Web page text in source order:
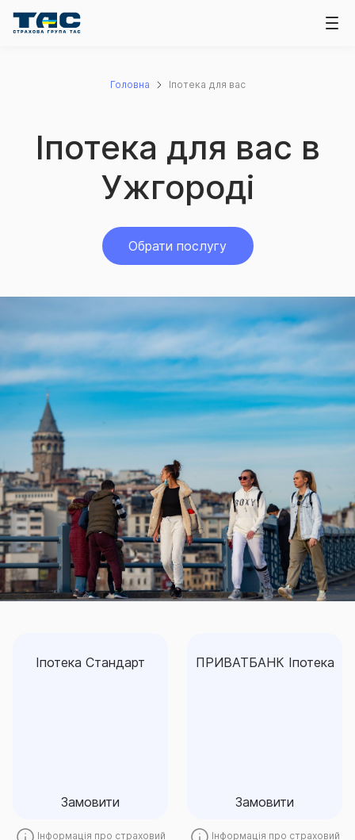
Головна Іпотека для вас
Іпотека для вас в
Ужгороді
Обрати послугу
Іпотека Стандарт
Замовити
Інформація про страховий
ПРИВАТБАНК Іпотека
Замовити
Інформація про страховий